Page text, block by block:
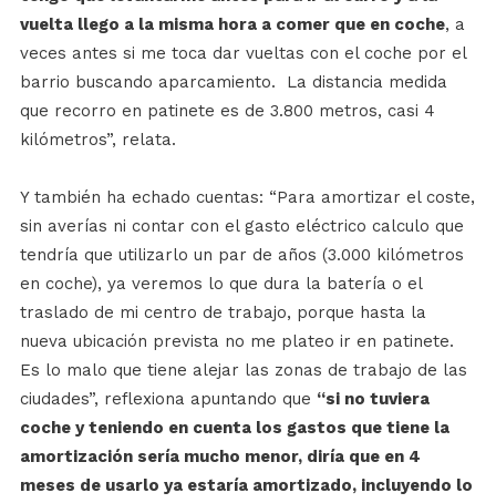
vuelta llego a la misma hora a comer que en coche, a
veces antes si me toca dar vueltas con el coche por el
barrio buscando aparcamiento. La distancia medida
que recorro en patinete es de 3.800 metros, casi 4
kilómetros”, relata.
Y también ha echado cuentas: “Para amortizar el coste,
sin averías ni contar con el gasto eléctrico calculo que
tendría que utilizarlo un par de años (3.000 kilómetros
en coche), ya veremos lo que dura la batería o el
traslado de mi centro de trabajo, porque hasta la
nueva ubicación prevista no me plateo ir en patinete.
Es lo malo que tiene alejar las zonas de trabajo de las
ciudades”, reflexiona apuntando que “si no tuviera
coche y teniendo en cuenta los gastos que tiene la
amortización sería mucho menor, diría que en 4
meses de usarlo ya estaría amortizado, incluyendo lo